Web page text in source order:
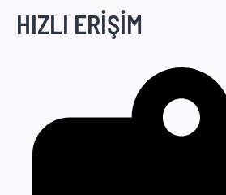
HIZLI ERİŞİM